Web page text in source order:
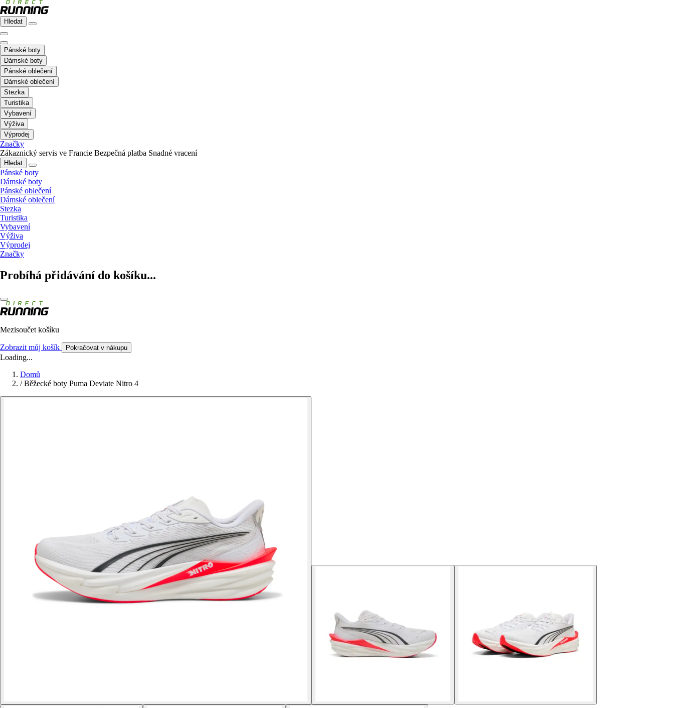
Hledat
Pánské boty
Dámské boty
Pánské oblečení
Dámské oblečení
Stezka
Turistika
Vybavení
Výživa
Výprodej
Značky
Zákaznický servis ve Francie Bezpečná platba Snadné vracení
Hledat
Pánské boty
Dámské boty
Pánské oblečení
Dámské oblečení
Stezka
Turistika
Vybavení
Výživa
Výprodej
Značky
Probíhá přidávání do košíku...
Mezisoučet košíku
Zobrazit můj košík Pokračovat v nákupu
Loading...
Domů
/ Běžecké boty Puma Deviate Nitro 4